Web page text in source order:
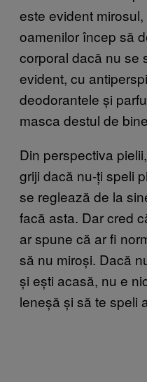
este evident
oamenilor încep să
corporal dacă nu se
evident, cu
deodorantele și
masca destul de
Din perspectiva
griji dacă nu-ți speli
se reglează de la
facă asta. Dar cred
ar spune că ar fi
să nu miroși. Dacă
și ești acasă, nu e
leneșă și să te speli